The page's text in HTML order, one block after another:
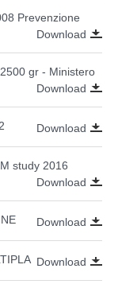
Prevenzione
Download
gr - Ministero
Download
Download
study 2016
Download
Download
Download